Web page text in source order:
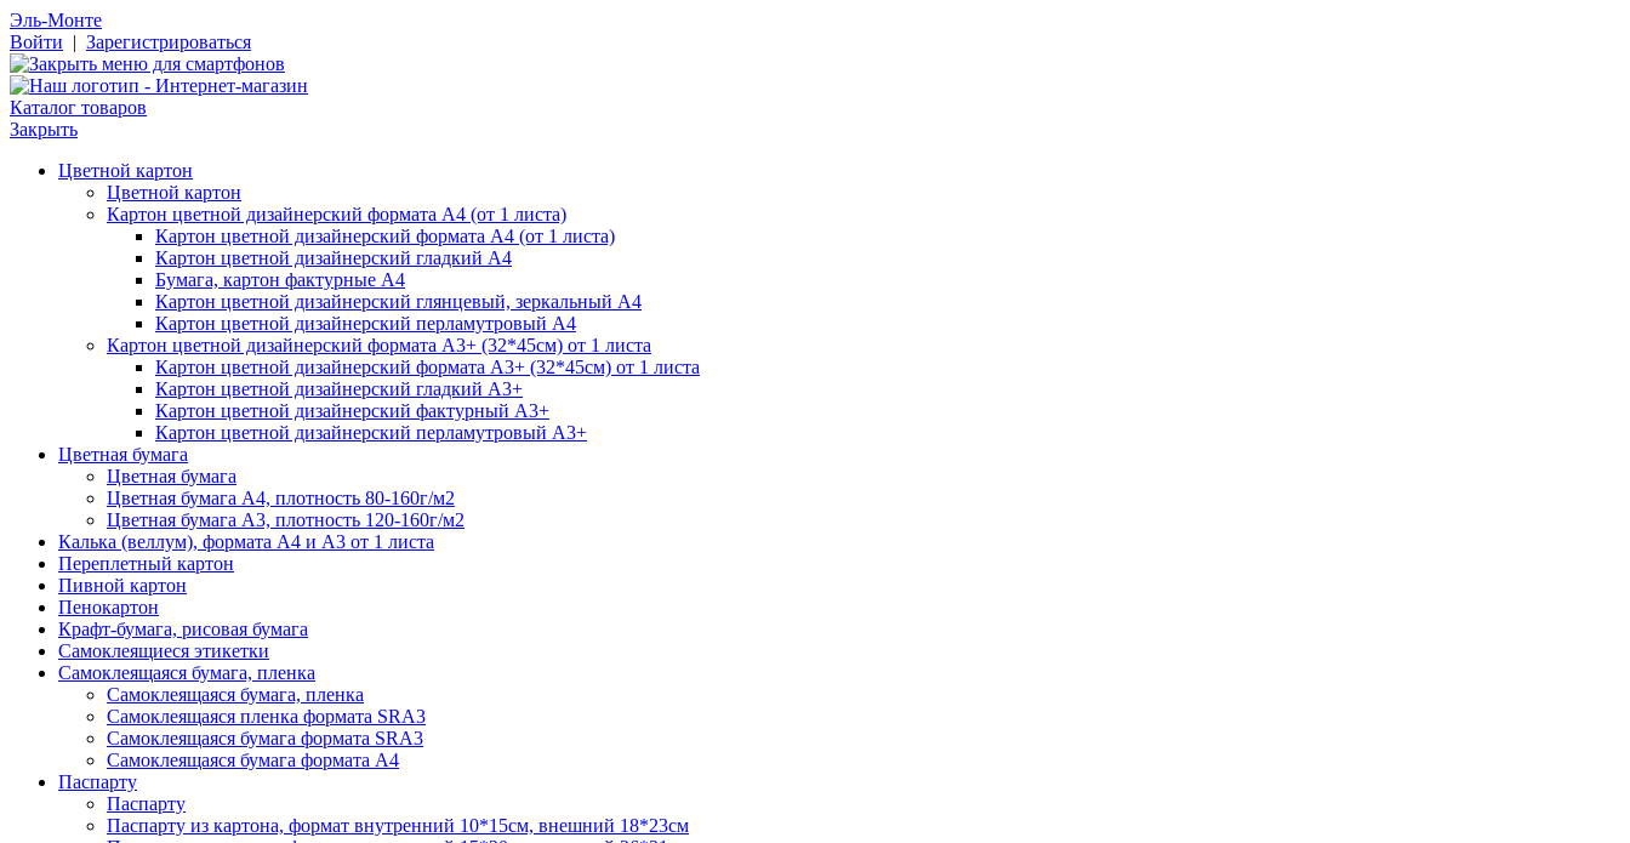
Эль-Монте
Войти | Зарегистрироваться
Каталог товаров
Закрыть
Цветной картон
Цветной картон
Картон цветной дизайнерский формата А4 (от 1 листа)
Картон цветной дизайнерский формата А4 (от 1 листа)
Картон цветной дизайнерский гладкий А4
Бумага, картон фактурные А4
Картон цветной дизайнерский глянцевый, зеркальный А4
Картон цветной дизайнерский перламутровый А4
Картон цветной дизайнерский формата А3+ (32*45см) от 1 листа
Картон цветной дизайнерский формата А3+ (32*45см) от 1 листа
Картон цветной дизайнерский гладкий А3+
Картон цветной дизайнерский фактурный А3+
Картон цветной дизайнерский перламутровый А3+
Цветная бумага
Цветная бумага
Цветная бумага А4, плотность 80-160г/м2
Цветная бумага А3, плотность 120-160г/м2
Калька (веллум), формата А4 и А3 от 1 листа
Переплетный картон
Пивной картон
Пенокартон
Крафт-бумага, рисовая бумага
Самоклеящиеся этикетки
Самоклеящаяся бумага, пленка
Самоклеящаяся бумага, пленка
Самоклеящаяся пленка формата SRА3
Самоклеящаяся бумага формата SRА3
Самоклеящаяся бумага формата А4
Паспарту
Паспарту
Паспарту из картона, формат внутренний 10*15см, внешний 18*23см